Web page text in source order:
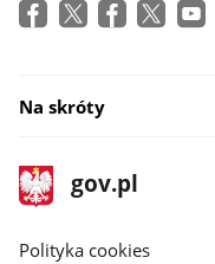
Na skróty
stopka
gov.pl
Strona
gov.pl
gov.pl
Polityka cookies